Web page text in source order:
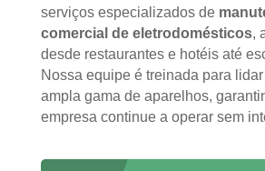
serviços especializados de
comercial de eletrodomésticos,
desde restaurantes e hotéis até
Nossa equipe é treinada para
ampla gama de aparelhos,
empresa continue a operar sem